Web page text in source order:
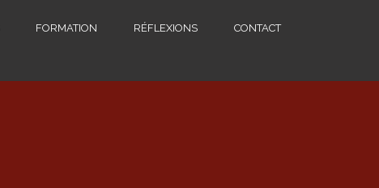
FORMATION RÉFLEXIONS CONTACT